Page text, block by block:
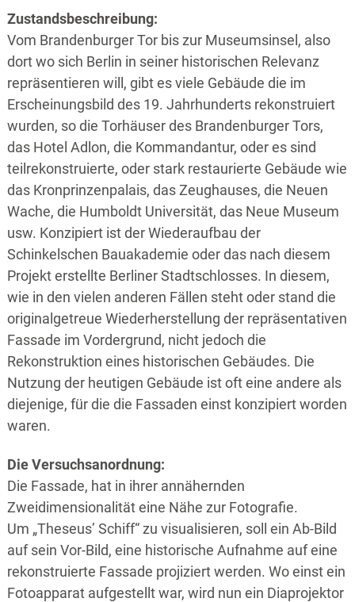
Zustandsbeschreibung:
Vom Brandenburger Tor bis zur Museumsinsel, also
dort wo sich Berlin in seiner historischen Relevanz
repräsentieren will, gibt es viele Gebäude die im
Erscheinungsbild des 19. Jahrhunderts rekonstruiert
wurden, so die Torhäuser des Brandenburger Tors,
das Hotel Adlon, die Kommandantur, oder es sind
teilrekonstruierte, oder stark restaurierte Gebäude wie
das Kronprinzenpalais, das Zeughauses, die Neuen
Wache, die Humboldt Universität, das Neue Museum
usw. Konzipiert ist der Wiederaufbau der
Schinkelschen Bauakademie oder das nach diesem
Projekt erstellte Berliner Stadtschlosses. In diesem,
wie in den vielen anderen Fällen steht oder stand die
originalgetreue Wiederherstellung der repräsentativen
Fassade im Vordergrund, nicht jedoch die
Rekonstruktion eines historischen Gebäudes. Die
Nutzung der heutigen Gebäude ist oft eine andere als
diejenige, für die die Fassaden einst konzipiert worden
waren.
Die Versuchsanordnung:
Die Fassade, hat in ihrer annähernden
Zweidimensionalität eine Nähe zur Fotografie.
Um „Theseus’ Schiff“ zu visualisieren, soll ein Ab-Bild
auf sein Vor-Bild, eine historische Aufnahme auf eine
rekonstruierte Fassade projiziert werden. Wo einst ein
Fotoapparat aufgestellt war, wird nun ein Diaprojektor